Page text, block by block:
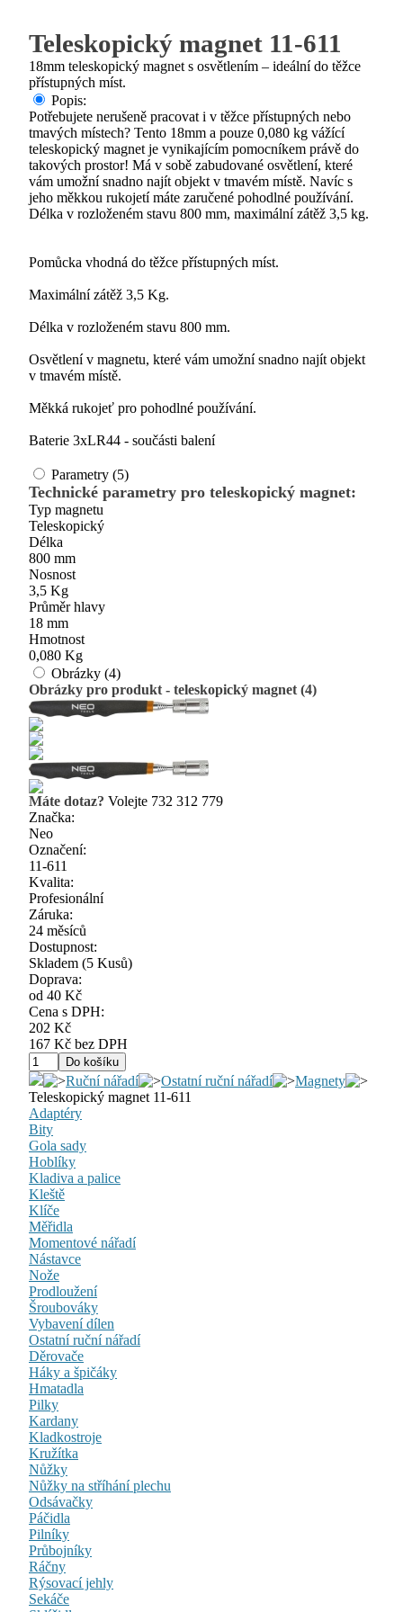
Teleskopický magnet 11-611
18mm teleskopický magnet s osvětlením – ideální do těžce
přístupných míst.
Popis:
Potřebujete nerušeně pracovat i v těžce přístupných nebo
tmavých místech? Tento 18mm a pouze 0,080 kg vážící
teleskopický magnet je vynikajícím pomocníkem právě do
takových prostor! Má v sobě zabudované osvětlení, které
vám umožní snadno najít objekt v tmavém místě. Navíc s
jeho měkkou rukojetí máte zaručené pohodlné používání.
Délka v rozloženém stavu 800 mm, maximální zátěž 3,5 kg.
Pomůcka vhodná do těžce přístupných míst.
Maximální zátěž 3,5 Kg.
Délka v rozloženém stavu 800 mm.
Osvětlení v magnetu, které vám umožní snadno najít objekt
v tmavém místě.
Měkká rukojeť pro pohodlné používání.
Baterie 3xLR44 - součásti balení
Parametry (5)
Technické parametry pro teleskopický magnet:
Typ magnetu
Teleskopický
Délka
800 mm
Nosnost
3,5 Kg
Průměr hlavy
18 mm
Hmotnost
0,080 Kg
Obrázky (4)
Obrázky pro produkt - teleskopický magnet (4)
Máte dotaz? Volejte 732 312 779
Značka:
Neo
Označení:
11-611
Kvalita:
Profesionální
Záruka:
24 měsíců
Dostupnost:
Skladem (5 Kusů)
Doprava:
od 40 Kč
Cena s DPH:
202 Kč
167 Kč bez DPH
Ruční nářadí Ostatní ruční nářadí
Magnety
Teleskopický magnet 11-611
Adaptéry
Bity
Gola sady
Hoblíky
Kladiva a palice
Kleště
Klíče
Měřidla
Momentové nářadí
Nástavce
Nože
Prodloužení
Šroubováky
Vybavení dílen
Ostatní ruční nářadí
Děrovače
Háky a špičáky
Hmatadla
Pilky
Kardany
Kladkostroje
Kružítka
Nůžky
Nůžky na stříhání plechu
Odsávačky
Páčidla
Pilníky
Průbojníky
Ráčny
Rýsovací jehly
Sekáče